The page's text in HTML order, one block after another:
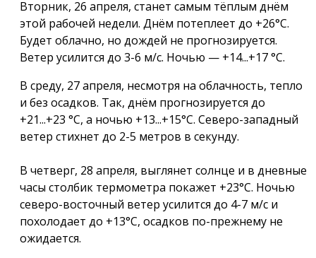
Вторник, 26 апреля, станет самым тёплым днём
этой рабочей недели. Днём потеплеет до +26°С.
Будет облачно, но дождей не прогнозируется.
Ветер усилится до 3-6 м/с. Ночью — +14...+17 °С.
В среду, 27 апреля, несмотря на облачность, тепло
и без осадков. Так, днём прогнозируется до
+21...+23 °C, а ночью +13...+15°С. Северо-западный
ветер стихнет до 2-5 метров в секунду.
В четверг, 28 апреля, выглянет солнце и в дневные
часы столбик термометра покажет +23°C. Ночью
северо-восточный ветер усилится до 4-7 м/с и
похолодает до +13°С, осадков по-прежнему не
ожидается.